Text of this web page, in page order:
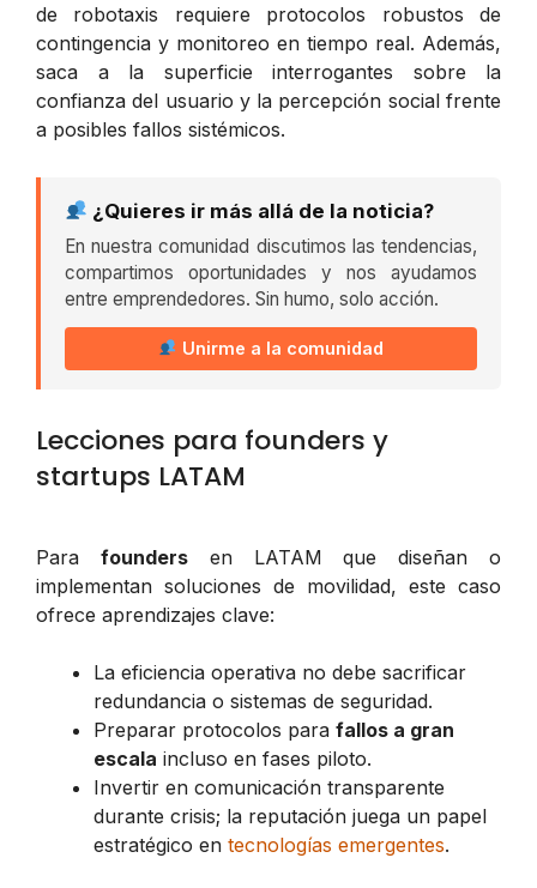
de robotaxis requiere protocolos robustos de
contingencia y monitoreo en tiempo real. Además,
saca a la superficie interrogantes sobre la
confianza del usuario y la percepción social frente
a posibles fallos sistémicos.
¿Quieres ir más allá de la noticia?
En nuestra comunidad discutimos las tendencias,
compartimos oportunidades y nos ayudamos
entre emprendedores. Sin humo, solo acción.
Unirme a la comunidad
Lecciones para founders y
startups LATAM
Para foundersen LATAM que diseñan o
implementan soluciones de movilidad, este caso
ofrece aprendizajes clave:
La eficiencia operativa no debe sacrificar
redundancia o sistemas de seguridad.
Preparar protocolos para fallos a gran
escala incluso en fases piloto.
Invertir en comunicación transparente
durante crisis; la reputación juega un papel
estratégico en tecnologías emergentes.